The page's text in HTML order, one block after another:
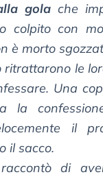
golache
colpito con
è morto
ritrattarono le
Una
la
il
il sacco.
di